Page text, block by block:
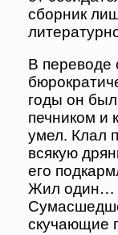
сборник
В переводе
годы он
печником и
умел. Клал
всякую
его
Жил один…
скучающие